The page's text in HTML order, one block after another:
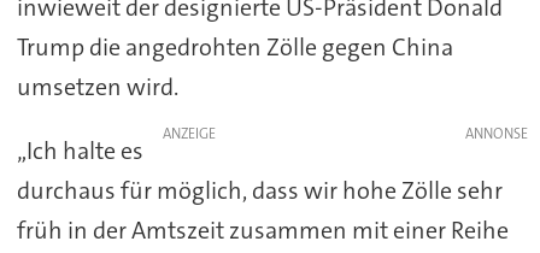
inwieweit der designierte US-Präsident Donald
Trump die angedrohten Zölle gegen China
umsetzen wird.
ANZEIGE
„Ich halte es
durchaus für möglich, dass wir hohe Zölle sehr
früh in der Amtszeit zusammen mit einer Reihe